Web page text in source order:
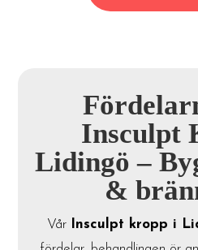
Insculpt
Lidingö –
&
Vår Insculpt kropp i